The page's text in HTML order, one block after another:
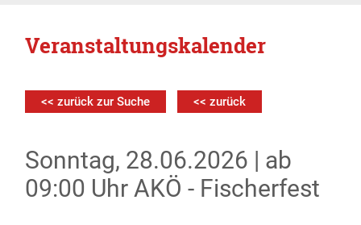
Veranstaltungskalender
<< zurück zur Suche << zurück
Sonntag, 28.06.2026 | ab
09:00 Uhr AKÖ - Fischerfest